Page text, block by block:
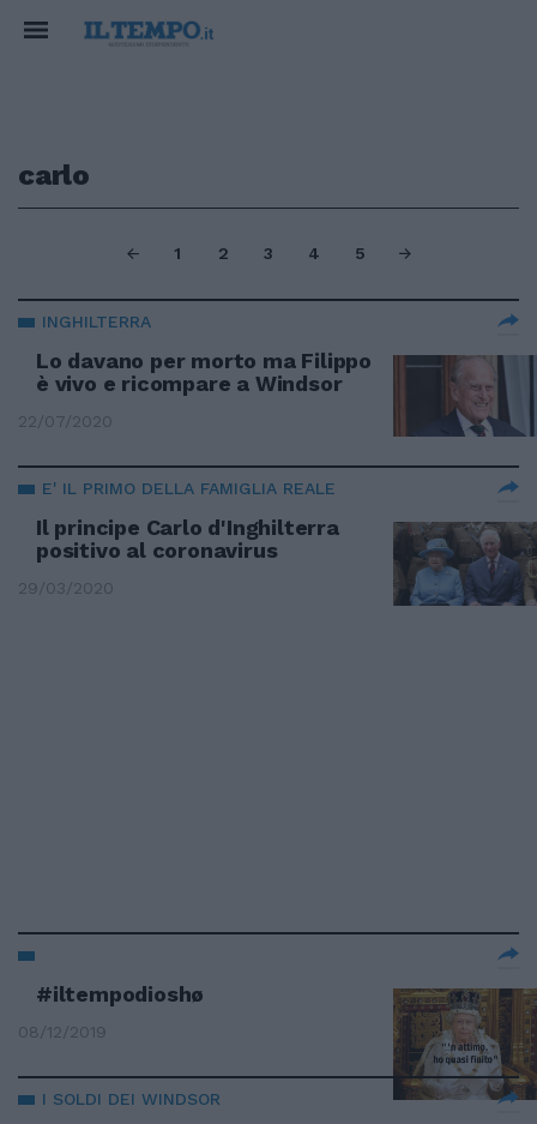
carlo
1 2 3 4 5
INGHILTERRA
Lo davano per morto ma Filippo
è vivo e ricompare a Windsor
22/07/2020
E' IL PRIMO DELLA FAMIGLIA REALE
Il principe Carlo d'Inghilterra
positivo al coronavirus
29/03/2020
#iltempodioshø
08/12/2019
I SOLDI DEI WINDSOR